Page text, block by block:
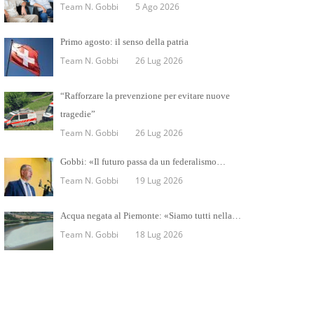
Team N. Gobbi 5 Ago 2026
Primo agosto: il senso della patria
Team N. Gobbi 26 Lug 2026
“Rafforzare la prevenzione per evitare nuove
tragedie”
Team N. Gobbi 26 Lug 2026
Gobbi: «Il futuro passa da un federalismo…
Team N. Gobbi 19 Lug 2026
Acqua negata al Piemonte: «Siamo tutti nella…
Team N. Gobbi 18 Lug 2026